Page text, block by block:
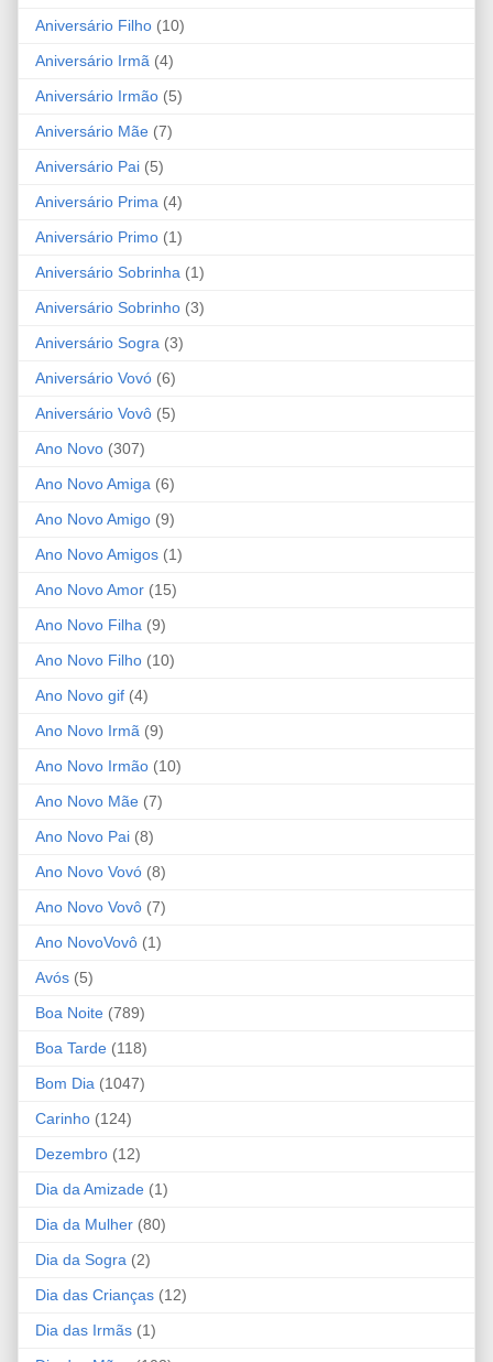
Aniversário Filho (10)
Aniversário Irmã (4)
Aniversário Irmão (5)
Aniversário Mãe (7)
Aniversário Pai (5)
Aniversário Prima (4)
Aniversário Primo (1)
Aniversário Sobrinha (1)
Aniversário Sobrinho (3)
Aniversário Sogra (3)
Aniversário Vovó (6)
Aniversário Vovô (5)
Ano Novo (307)
Ano Novo Amiga (6)
Ano Novo Amigo (9)
Ano Novo Amigos (1)
Ano Novo Amor (15)
Ano Novo Filha (9)
Ano Novo Filho (10)
Ano Novo gif (4)
Ano Novo Irmã (9)
Ano Novo Irmão (10)
Ano Novo Mãe (7)
Ano Novo Pai (8)
Ano Novo Vovó (8)
Ano Novo Vovô (7)
Ano NovoVovô (1)
Avós (5)
Boa Noite (789)
Boa Tarde (118)
Bom Dia (1047)
Carinho (124)
Dezembro (12)
Dia da Amizade (1)
Dia da Mulher (80)
Dia da Sogra (2)
Dia das Crianças (12)
Dia das Irmãs (1)